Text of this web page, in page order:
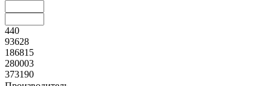
440
93628
186815
280003
373190